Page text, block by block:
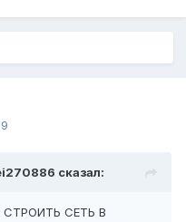
сказал:
СЕТЬ В